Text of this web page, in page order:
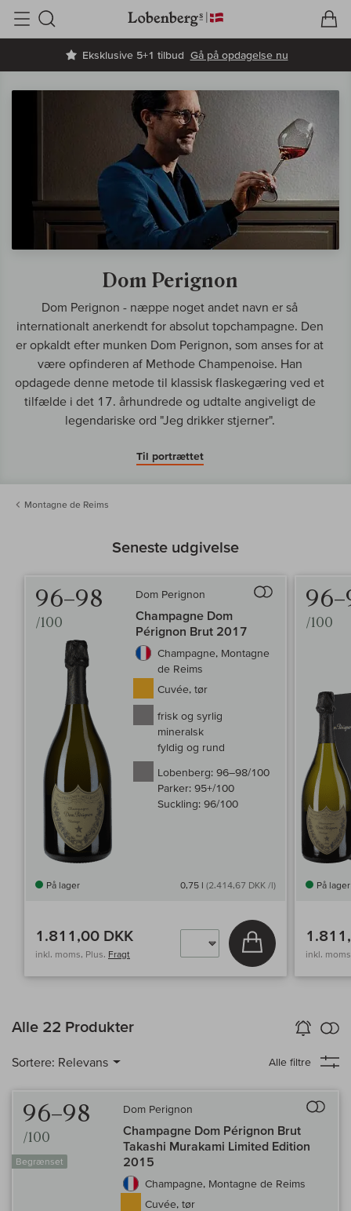
Eksklusive 5+1 tilbud Gå på opdagelse nu
Søg
Dom Perignon
Dom Perignon - næppe noget andet navn er så
internationalt anerkendt for absolut topchampagne. Den
er opkaldt efter munken Dom Perignon, som anses for at
være opfinderen af Methode Champenoise. Han
opdagede denne metode til klassisk flaskegæring ved et
tilfælde i det 17. århundrede og udtalte angiveligt de
legendariske ord "Jeg drikker stjerner".
Til portrættet
Montagne de Reims
Seneste udgivelse
96–98
/100
Dom Perignon
Til
Champagne Dom
Pérignon Brut 2017
Champagne, Montagne
de Reims
Cuvée, tør
frisk og syrlig
mineralsk
fyldig og rund
Lobenberg: 96–98/100
Parker: 95+/100
Suckling: 96/100
På lager 0,75 l (2.414,67 DKK /l)
1.811,00 DKK
inkl. moms, Plus. Fragt
Læg i kurv
/100
På lager
inkl.
Alle 22 Produkter Vin-Alarm
aktiver
Sortere: Relevans Alle filtre
96–98
/100
Begrænset
Dom Perignon
Champagne Dom Pérignon Brut
Takashi Murakami Limited Edition
2015
Champagne, Montagne de Reims
Cuvée, tør